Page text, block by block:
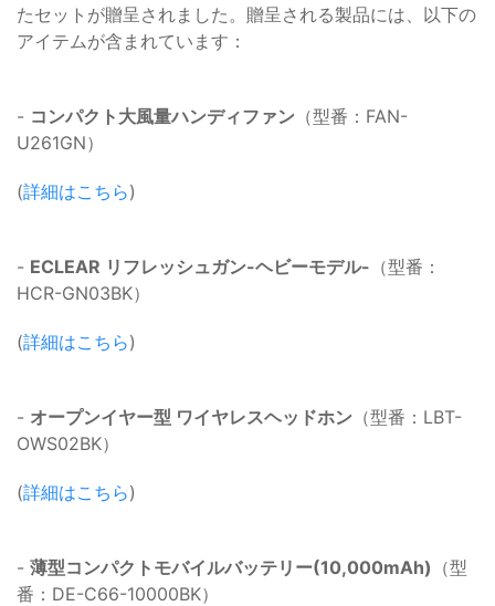
たセットが贈呈されました。贈呈される製品には、以下の
アイテムが含まれています：
- コンパクト大風量ハンディファン （型番：FAN-
U261GN）
(詳細はこちら)
- ECLEAR リフレッシュガン-ヘビーモデル- （型番：
HCR-GN03BK）
(詳細はこちら)
- オープンイヤー型 ワイヤレスヘッドホン （型番：LBT-
OWS02BK）
(詳細はこちら)
- 薄型コンパクトモバイルバッテリー(10,000mAh) （型
番：DE-C66-10000BK）